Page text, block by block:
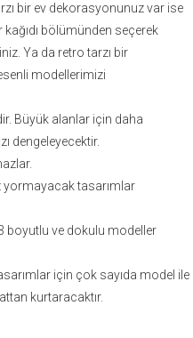
bir ev dekorasyonunuz var ise
bölümünden seçerek
Ya da retro tarzı bir
modellerimizi
Büyük alanlar için daha
dengeleyecektir.
yormayacak tasarımlar
boyutlu ve dokulu modeller
için çok sayıda model ile
kurtaracaktır.